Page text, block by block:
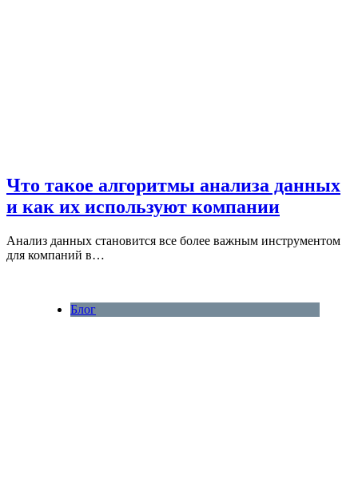
Что такое алгоритмы анализа данных
и как их используют компании
Анализ данных становится все более важным инструментом
для компаний в…
Блог